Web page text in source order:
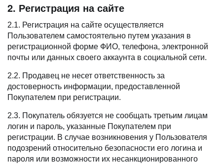
2. Регистрация на сайте
2.1. Регистрация на сайте осуществляется
Пользователем самостоятельно путем указания в
регистрационной форме ФИО, телефона, электронной
почты или данных своего аккаунта в социальной сети.
2.2. Продавец не несет ответственность за
достоверность информации, предоставленной
Покупателем при регистрации.
2.3. Покупатель обязуется не сообщать третьим лицам
логин и пароль, указанные Покупателем при
регистрации. В случае возникновения у Пользователя
подозрений относительно безопасности его логина и
пароля или возможности их несанкционированного